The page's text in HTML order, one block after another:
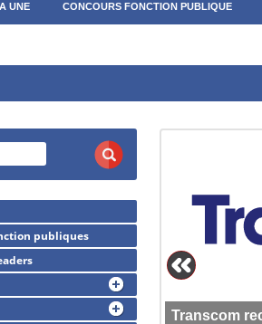
UNE CONCOURS FONCTION PUBLIQUE
Transcom
publiques